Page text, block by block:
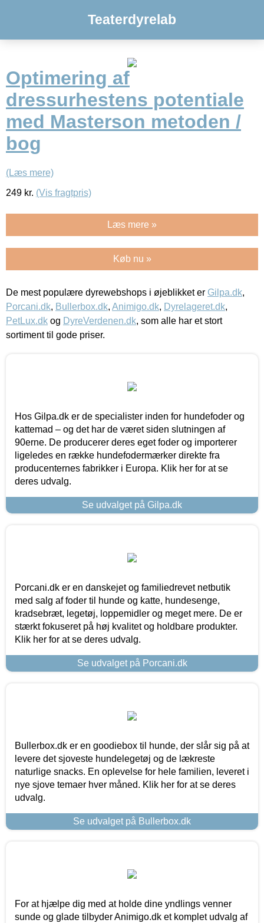
Teaterdyrelab
Optimering af
dressurhestens potentiale
med Masterson metoden /
bog
(Læs mere)
249 kr. (Vis fragtpris)
Læs mere »
Køb nu »
De mest populære dyrewebshops i øjeblikket er Gilpa.dk,
Porcani.dk, Bullerbox.dk, Animigo.dk, Dyrelageret.dk,
PetLux.dk og DyreVerdenen.dk, som alle har et stort
sortiment til gode priser.
Hos Gilpa.dk er de specialister inden for hundefoder og
kattemad – og det har de været siden slutningen af
90erne. De producerer deres eget foder og importerer
ligeledes en række hundefodermærker direkte fra
producenternes fabrikker i Europa. Klik her for at se
deres udvalg.
Se udvalget på Gilpa.dk
Porcani.dk er en danskejet og familiedrevet netbutik
med salg af foder til hunde og katte, hundesenge,
kradsebræt, legetøj, loppemidler og meget mere. De er
stærkt fokuseret på høj kvalitet og holdbare produkter.
Klik her for at se deres udvalg.
Se udvalget på Porcani.dk
Bullerbox.dk er en goodiebox til hunde, der slår sig på at
levere det sjoveste hundelegetøj og de lækreste
naturlige snacks. En oplevelse for hele familien, leveret i
nye sjove temaer hver måned. Klik her for at se deres
udvalg.
Se udvalget på Bullerbox.dk
For at hjælpe dig med at holde dine yndlings venner
sunde og glade tilbyder Animigo.dk et komplet udvalg af